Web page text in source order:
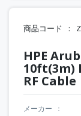
商品コード
HPE
10ft(3m)
RF Cable
メーカー